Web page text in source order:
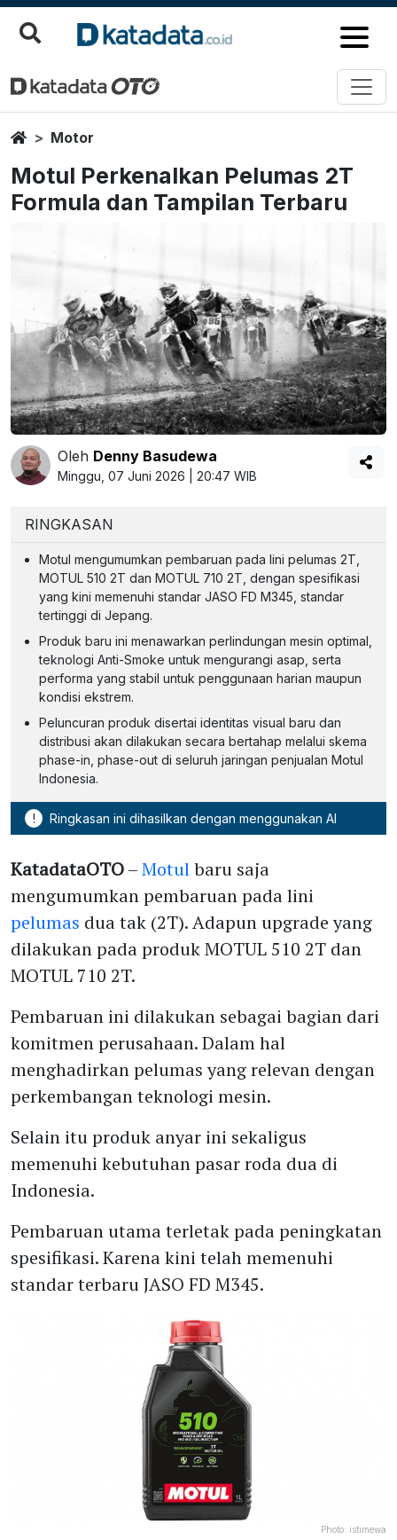
HomeMotor
Motul Perkenalkan Pelumas 2T
Formula dan Tampilan Terbaru
Oleh Denny Basudewa
Minggu, 07 Juni 2026 | 20:47 WIB
RINGKASAN
Motul mengumumkan pembaruan pada lini pelumas 2T,
MOTUL 510 2T dan MOTUL 710 2T, dengan spesifikasi
yang kini memenuhi standar JASO FD M345, standar
tertinggi di Jepang.
Produk baru ini menawarkan perlindungan mesin optimal,
teknologi Anti-Smoke untuk mengurangi asap, serta
performa yang stabil untuk penggunaan harian maupun
kondisi ekstrem.
Peluncuran produk disertai identitas visual baru dan
distribusi akan dilakukan secara bertahap melalui skema
phase-in, phase-out di seluruh jaringan penjualan Motul
Indonesia.
! Ringkasan ini dihasilkan dengan menggunakan AI
KatadataOTO–Motulbaru saja
mengumumkan pembaruan pada lini
pelumas dua tak (2T). Adapun upgrade yang
dilakukan pada produk MOTUL 510 2T dan
MOTUL 710 2T.
Pembaruan ini dilakukan sebagai bagian dari
komitmen perusahaan. Dalam hal
menghadirkan pelumas yang relevan dengan
perkembangan teknologi mesin.
Selain itu produk anyar ini sekaligus
memenuhi kebutuhan pasar roda dua di
Indonesia.
Pembaruan utama terletak pada peningkatan
spesifikasi. Karena kini telah memenuhi
standar terbaru JASO FD M345.
Photo: istimewa